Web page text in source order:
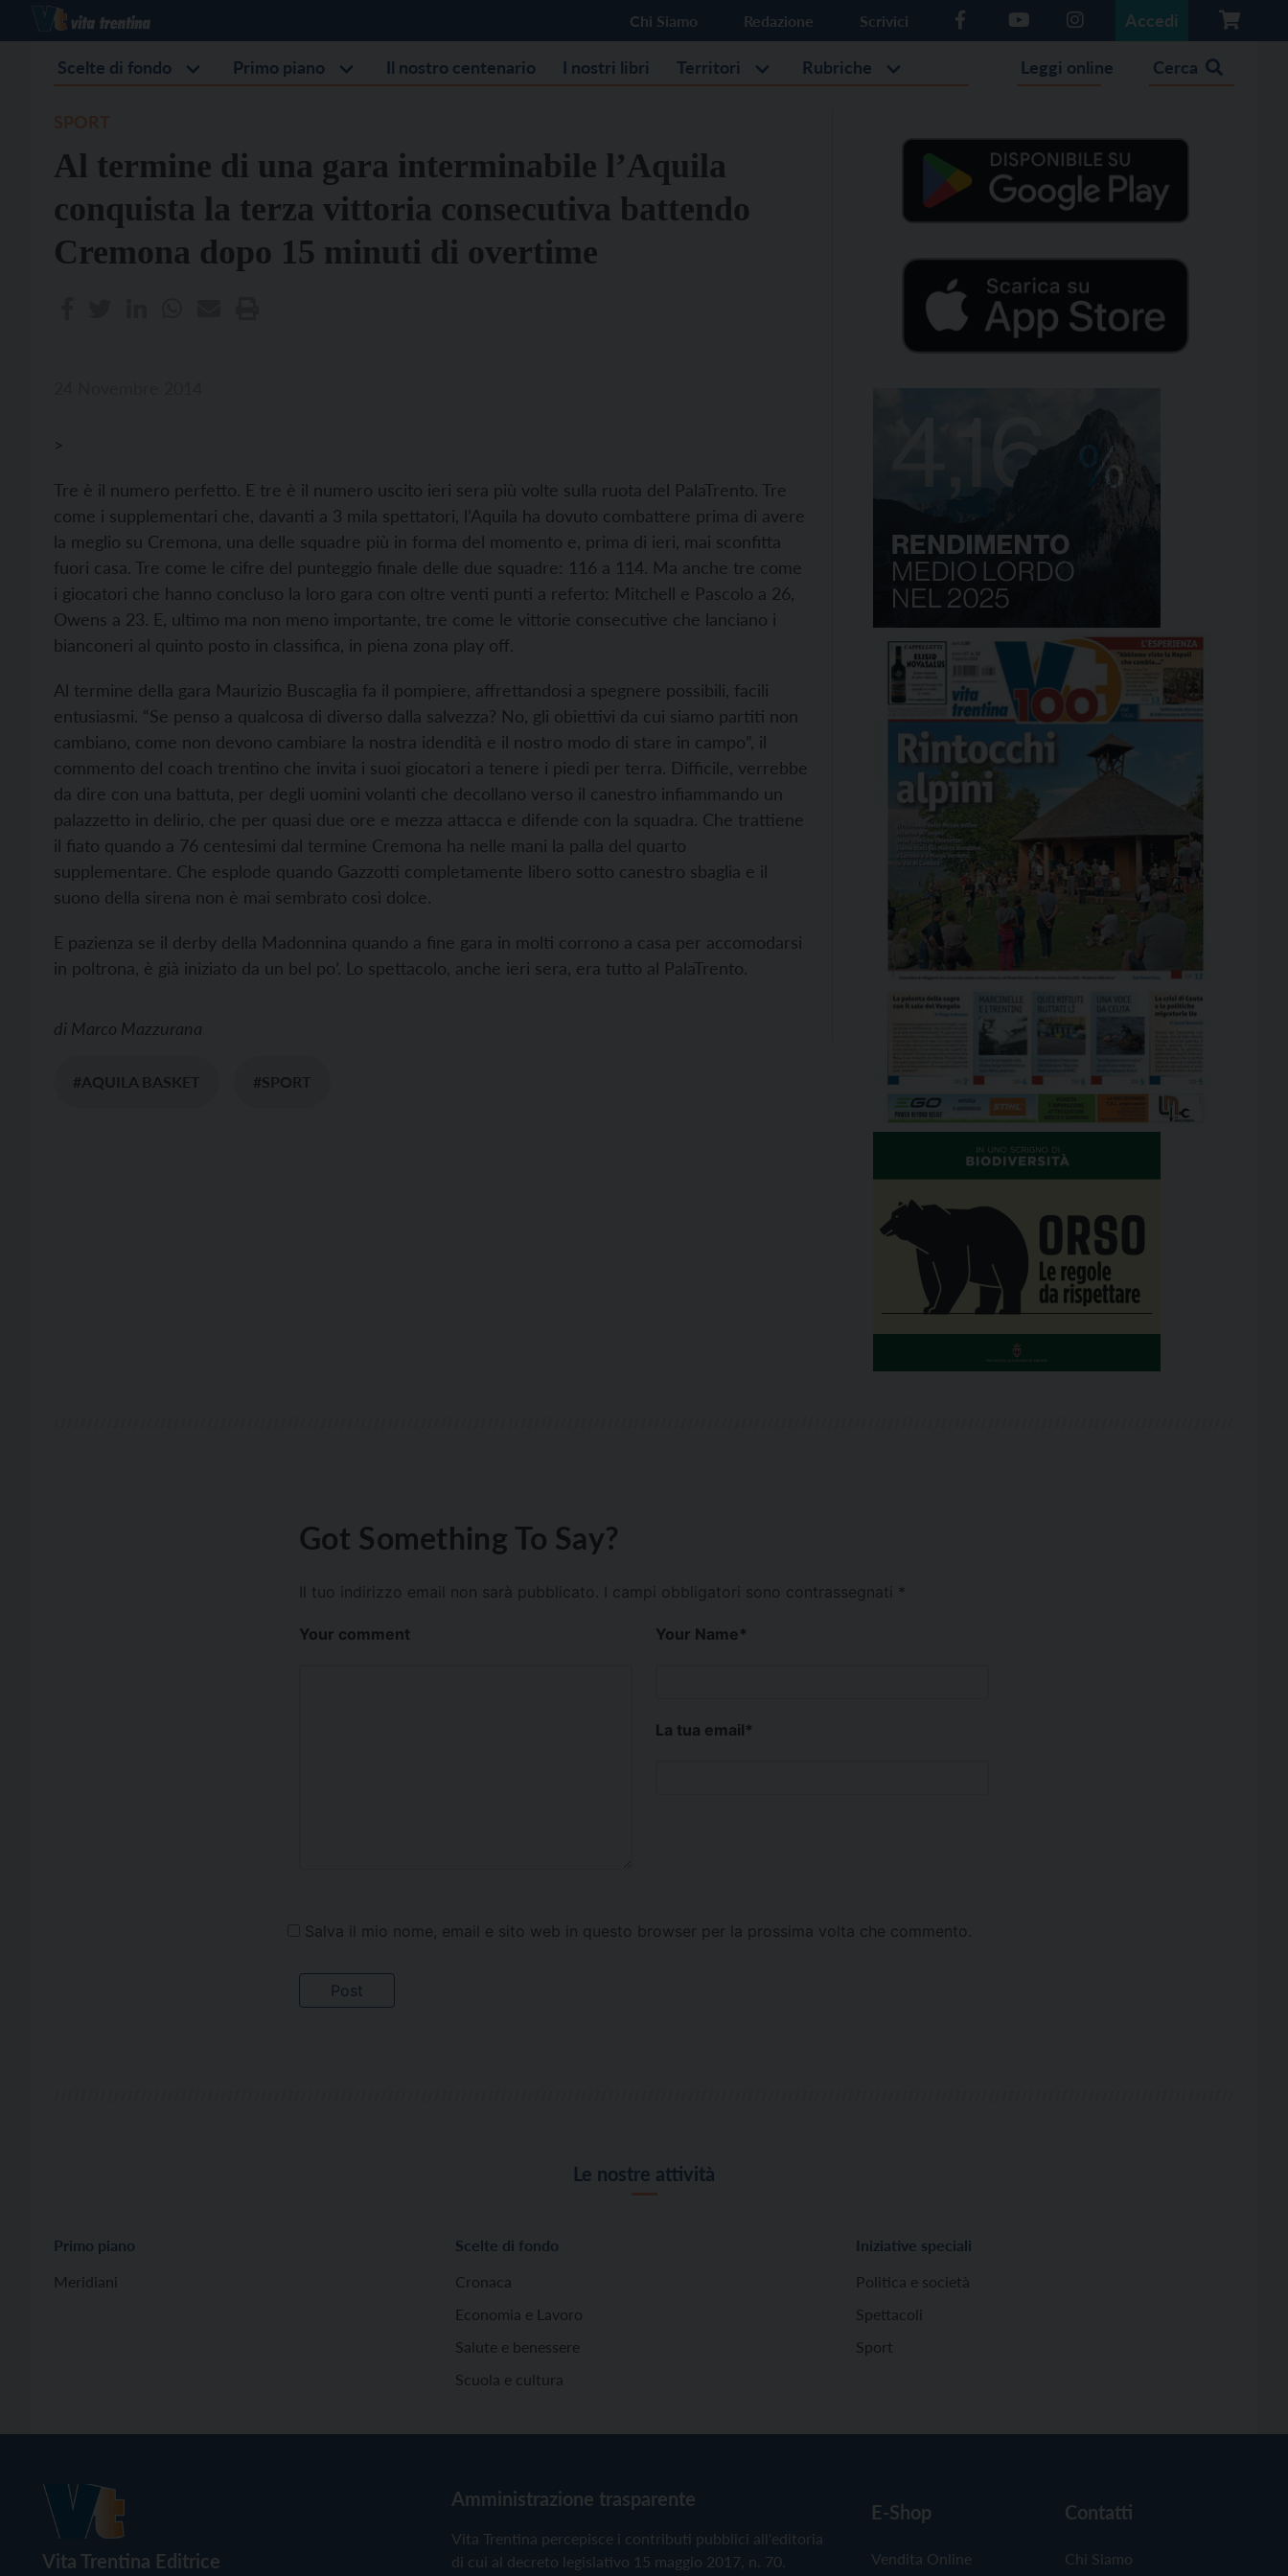
Chi Siamo Redazione Scrivici Accedi
Scelte di fondo Primo piano Il nostro centenario I nostri libri Territori Rubriche Leggi online Cerca
Al termine di una gara interminabile l’Aquila
conquista la terza vittoria consecutiva battendo
Cremona dopo 15 minuti di overtime
>
Tre è il numero perfetto. E tre è il numero uscito ieri sera più volte sulla ruota del PalaTrento. Tre
come i supplementari che, davanti a 3 mila spettatori, l’Aquila ha dovuto combattere prima di avere
la meglio su Cremona, una delle squadre più in forma del momento e, prima di ieri, mai sconfitta
fuori casa. Tre come le cifre del punteggio finale delle due squadre: 116 a 114. Ma anche tre come
i giocatori che hanno concluso la loro gara con oltre venti punti a referto: Mitchell e Pascolo a 26,
Owens a 23. E, ultimo ma non meno importante, tre come le vittorie consecutive che lanciano i
bianconeri al quinto posto in classifica, in piena zona play off.
Al termine della gara Maurizio Buscaglia fa il pompiere, affrettandosi a spegnere possibili, facili
entusiasmi. “Se penso a qualcosa di diverso dalla salvezza? No, gli obiettivi da cui siamo partiti non
cambiano, come non devono cambiare la nostra idendità e il nostro modo di stare in campo”, il
commento del coach trentino che invita i suoi giocatori a tenere i piedi per terra. Difficile, verrebbe
da dire con una battuta, per degli uomini volanti che decollano verso il canestro infiammando un
palazzetto in delirio, che per quasi due ore e mezza attacca e difende con la squadra. Che trattiene
il fiato quando a 76 centesimi dal termine Cremona ha nelle mani la palla del quarto
supplementare. Che esplode quando Gazzotti completamente libero sotto canestro sbaglia e il
suono della sirena non è mai sembrato così dolce.
E pazienza se il derby della Madonnina quando a fine gara in molti corrono a casa per accomodarsi
in poltrona, è già iniziato da un bel po’. Lo spettacolo, anche ieri sera, era tutto al PalaTrento.
di Marco Mazzurana
#AQUILA BASKET #SPORT
Got Something To Say?
Il tuo indirizzo email non sarà pubblicato. I campi obbligatori sono contrassegnati *
Your comment Your Name*
La tua email*
Salva il mio nome, email e sito web in questo browser per la prossima volta che commento.
Le nostre attività
Primo piano
Meridiani
Scelte di fondo
Cronaca
Economia e Lavoro
Salute e benessere
Scuola e cultura
Iniziative speciali
Politica e società
Spettacoli
Sport
Vita Trentina Editrice
Amministrazione trasparente
Vita Trentina percepisce i contributi pubblici all'editoria
di cui al decreto legislativo 15 maggio 2017, n. 70.
E-Shop
Vendita Online
Contatti
Chi Siamo